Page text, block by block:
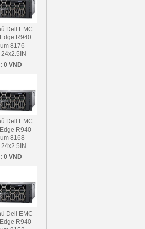
Dell EMC
R940
8176 -
0 VND
Dell EMC
R940
8168 -
0 VND
Dell EMC
R940